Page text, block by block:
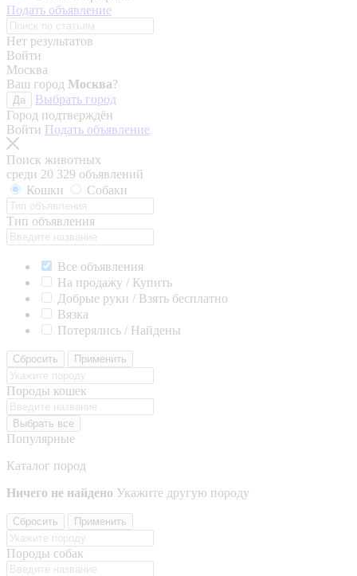
Подать объявление
Нет результатов
Войти
Москва
Ваш город Москва?
Да
Выбрать город
Город подтверждён
Войти Подать объявление
Поиск животных
среди 20 329 объявлений
Кошки
Собаки
Тип объявления
Все объявления
На продажу / Купить
Добрые руки / Взять бесплатно
Вязка
Потерялись / Найдены
Сбросить Применить
Породы кошек
Выбрать все
Популярные
Каталог пород
Ничего не найдено Укажите другую породу
Сбросить Применить
Породы собак